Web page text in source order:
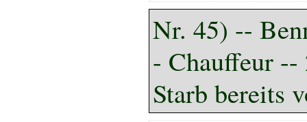
Nr. 45) --
- Chauffeur --
Starb bereits